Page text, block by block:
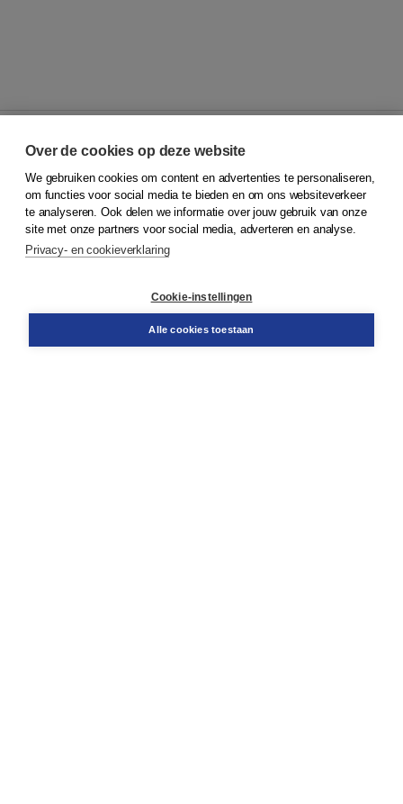
© 2026Koninklijke Boom uitgevers
Klantenservice
Service & informatie
Contact
Over de cookies op deze website
We gebruiken cookies om content en advertenties te personaliseren,
om functies voor social media te bieden en om ons websiteverkeer
te analyseren. Ook delen we informatie over jouw gebruik van onze
site met onze partners voor social media, adverteren en analyse.
Privacy- en cookieverklaring
Cookie-instellingen
Alle cookies toestaan